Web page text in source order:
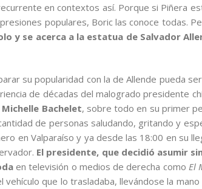
en contextos así. Porque si Piñera
populares, Boric las conoce todas.
y se acerca a la estatua de Salvador
su popularidad con la de Allende pueda
de décadas del malogrado presidente
Michelle Bachelet, sobre todo en su primer
de personas saludando, gritando y
en Valparaíso y ya desde las 18:00 en su
El presidente, que decidió asumir
en televisión o medios de derecha comoEl
que lo trasladaba, llevándose la